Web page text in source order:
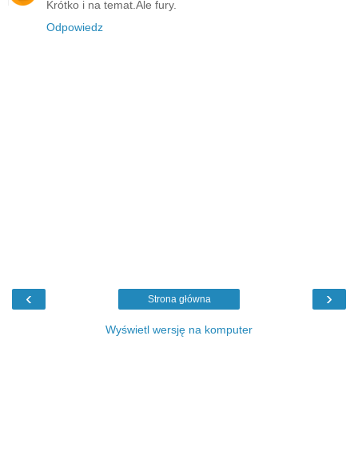
Krótko i na temat.Ale fury.
Odpowiedz
‹ ›
Strona główna
Wyświetl wersję na komputer